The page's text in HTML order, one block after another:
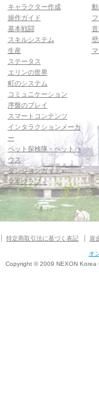
キャラクター作成
操作ガイド
基本戦闘
スキルシステム
生産
ステータス
エリンの世界
町のシステム
コミュニケーション
序盤のプレイ
スマートコンテンツ
インタラクションメーカ
ー
ペット探検隊・ペットハ
ウス
ダンジョンガイド
マギグラフィ
特定商取引法に基づく表記 資
オ
Copyright © 2009 NEXON Korea